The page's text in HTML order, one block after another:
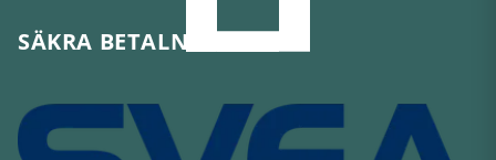
SÄKRA BETALNINGAR